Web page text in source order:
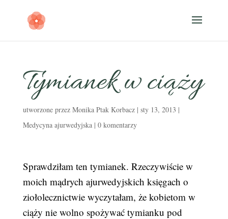
Tymianek w ciąży
utworzone przez Monika Ptak Korbacz| sty 13, 2013 |
Medycyna ajurwedyjska| 0 komentarzy
Sprawdziłam ten tymianek. Rzeczywiście w
moich mądrych ajurwedyjskich księgach o
ziołolecznictwie wyczytałam, że kobietom w
ciąży nie wolno spożywać tymianku pod